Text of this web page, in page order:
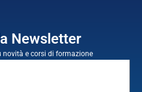
Newsletter
novità e corsi di formazione